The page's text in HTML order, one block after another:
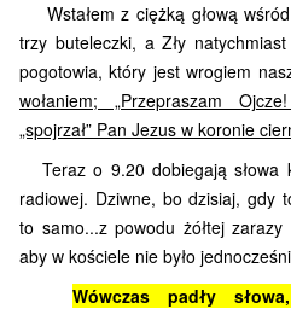
Wstałem z ciężką głową
trzy buteleczki, a Zły
pogotowia, który jest wrogiem
wołaniem; „Przepraszam
„spojrzał” Pan Jezus w koronie
Teraz o 9.20 dobiegają słowa
radiowej. Dziwne, bo dzisiaj, gdy
to samo...z powodu żółtej
aby w kościele nie było
Wówczas padły